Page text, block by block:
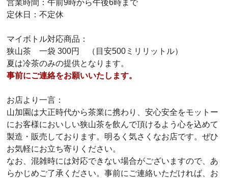
営業時間：午前9時から午後6時まで
定休日：不定休
マイボトル対応商品：
狭山茶 一袋 300円 （目安500ミリリットル）
夏は冷茶のみの提供となります。
事前にご連絡をお願いいたします。
お店より一言：
山加園は大正時代から茶業に携わり、安心安全をモットー
にお客様においしい狭山茶を飲んで頂けるよう心を込めて
製造・販売しております。明るく気さくなお店です。ぜひ
お気軽にお立ち寄りください。
なお、混雑時には対応できない場合がございますので、あ
らかじめご了承ください。事前にご連絡いただければ、お